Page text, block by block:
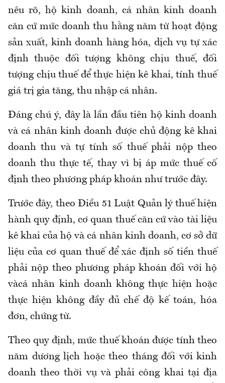
nêu rõ, hộ kinh doanh, cá nhân kinh doanh
căn cứ mức doanh thu hằng năm từ hoạt động
sản xuất, kinh doanh hàng hóa, dịch vụ tự xác
định thuộc đối tượng không chịu thuế, đối
tượng chịu thuế để thực hiện kê khai, tính thuế
giá trị gia tăng, thu nhập cá nhân.
Đáng chú ý, đây là lần đầu tiên hộ kinh doanh
và cá nhân kinh doanh được chủ động kê khai
doanh thu và tự tính số thuế phải nộp theo
doanh thu thực tế, thay vì bị áp mức thuế cố
định theo phương pháp khoán như trước đây.
Trước đây, theo Điều 51 Luật Quản lý thuế hiện
hành quy định, cơ quan thuế căn cứ vào tài liệu
kê khai của hộ và cá nhân kinh doanh, cơ sở dữ
liệu của cơ quan thuế để xác định số tiền thuế
phải nộp theo phương pháp khoán đối với hộ
vàcá nhân kinh doanh không thực hiện hoặc
thực hiện không đầy đủ chế độ kế toán, hóa
đơn, chứng từ.
Theo quy định, mức thuế khoán được tính theo
năm dương lịch hoặc theo tháng đối với kinh
doanh theo thời vụ và phải công khai tại địa